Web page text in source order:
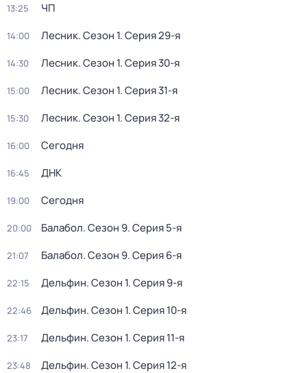
13:25 ЧП
14:00 Лесник. Сезон 1. Серия 29-я
14:30 Лесник. Сезон 1. Серия 30-я
15:00 Лесник. Сезон 1. Серия 31-я
15:30 Лесник. Сезон 1. Серия 32-я
16:00 Сегодня
16:45 ДНК
19:00 Сегодня
20:00 Балабол. Сезон 9. Серия 5-я
21:07 Балабол. Сезон 9. Серия 6-я
22:15 Дельфин. Сезон 1. Серия 9-я
22:46 Дельфин. Сезон 1. Серия 10-я
23:17 Дельфин. Сезон 1. Серия 11-я
23:48 Дельфин. Сезон 1. Серия 12-я